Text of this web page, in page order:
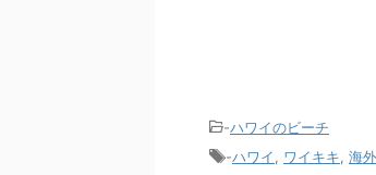
-ハワイのビーチ
-ハワイ ワイキキ 海